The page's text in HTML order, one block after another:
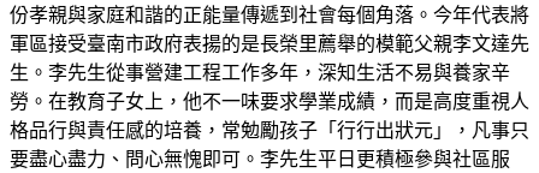
份孝親與家庭和諧的正能量傳遞到社會每個角落。今年代表將
軍區接受臺南市政府表揚的是長榮里薦舉的模範父親李文達先
生。李先生從事營建工程工作多年，深知生活不易與養家辛
勞。在教育子女上，他不一味要求學業成績，而是高度重視人
格品行與責任感的培養，常勉勵孩子「行行出狀元」，凡事只
要盡心盡力、問心無愧即可。李先生平日更積極參與社區服